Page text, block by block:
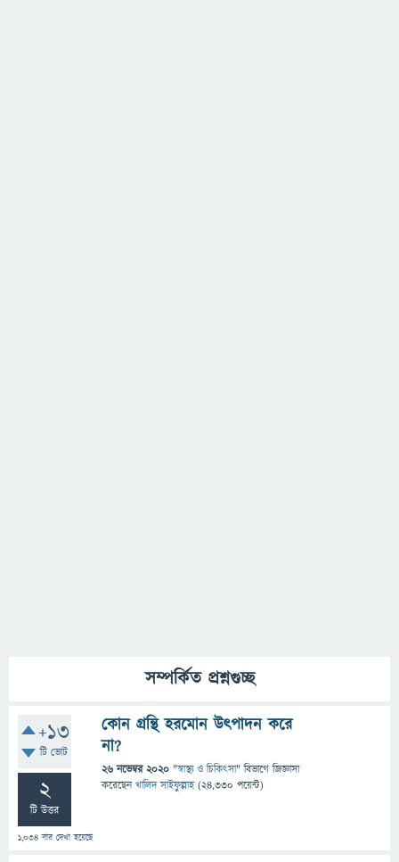
সম্পর্কিত প্রশ্নগুচ্ছ
+13
টি ভোট
2
টি উত্তর
1,034 বার দেখা হয়েছে
কোন গ্রন্থি হরমোন উৎপাদন করে
না?
26 নভেম্বর 2020 "স্বাস্থ্য ও চিকিৎসা" বিভাগে জিজ্ঞাসা
করেছেনখালিদ সাইফুল্লাহ (24,330 পয়েন্ট)